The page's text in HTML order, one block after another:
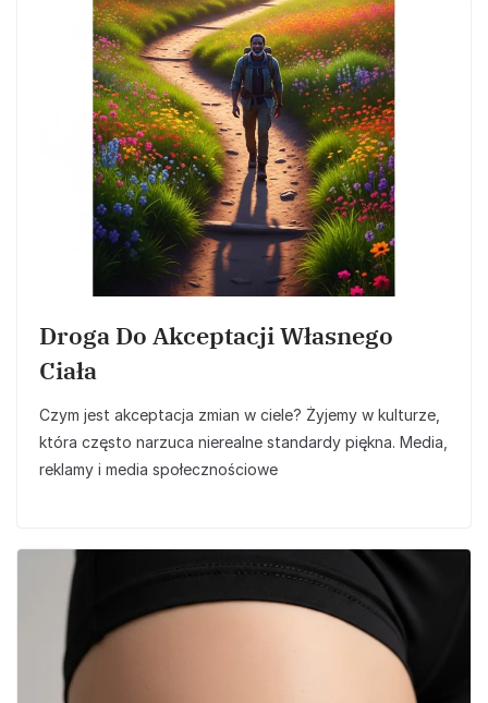
Droga Do Akceptacji Własnego
Ciała
Czym jest akceptacja zmian w ciele? Żyjemy w kulturze,
która często narzuca nierealne standardy piękna. Media,
reklamy i media społecznościowe